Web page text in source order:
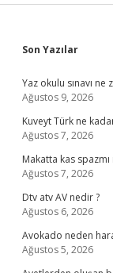
Sidebar
Son Yazılar
Yaz okulu sınavı ne
Ağustos 9, 2026
Kuveyt Türk ne
Ağustos 7, 2026
Makatta kas
Ağustos 7, 2026
Dtv atv AV nedir ?
Ağustos 6, 2026
Avokado neden
Ağustos 5, 2026